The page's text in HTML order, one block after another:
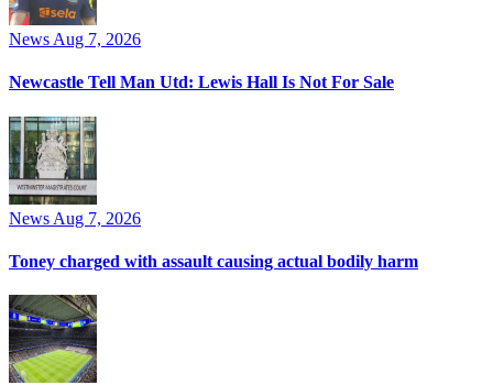
News Aug 7, 2026
Newcastle Tell Man Utd: Lewis Hall Is Not For Sale
News Aug 7, 2026
Toney charged with assault causing actual bodily harm